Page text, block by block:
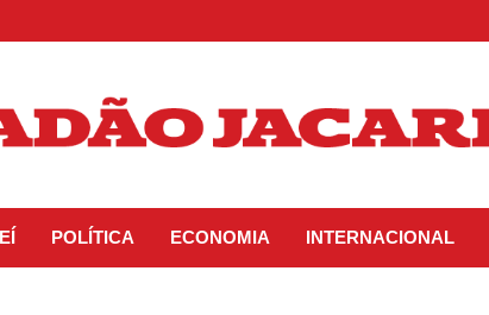
POLÍTICA ECONOMIA INTERNACIONAL